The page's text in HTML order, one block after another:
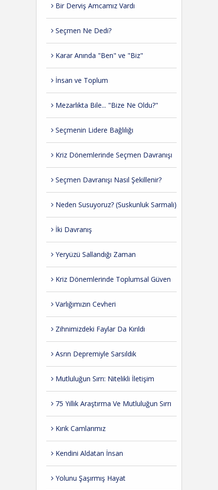
Bir Derviş Amcamız Vardı
Seçmen Ne Dedi?
Karar Anında "Ben" ve "Biz"
İnsan ve Toplum
Mezarlıkta Bile... "Bize Ne Oldu?"
Seçmenin Lidere Bağlılığı
Kriz Dönemlerinde Seçmen Davranışı
Seçmen Davranışı Nasıl Şekillenir?
Neden Susuyoruz? (Suskunluk Sarmalı)
İki Davranış
Yeryüzü Sallandığı Zaman
Kriz Dönemlerinde Toplumsal Güven
Varlığımızın Cevheri
Zihnimizdeki Faylar Da Kırıldı
Asrın Depremiyle Sarsıldık
Mutluluğun Sırrı: Nitelikli İletişim
75 Yıllık Araştırma Ve Mutluluğun Sırrı
Kırık Camlarımız
Kendini Aldatan İnsan
Yolunu Şaşırmış Hayat